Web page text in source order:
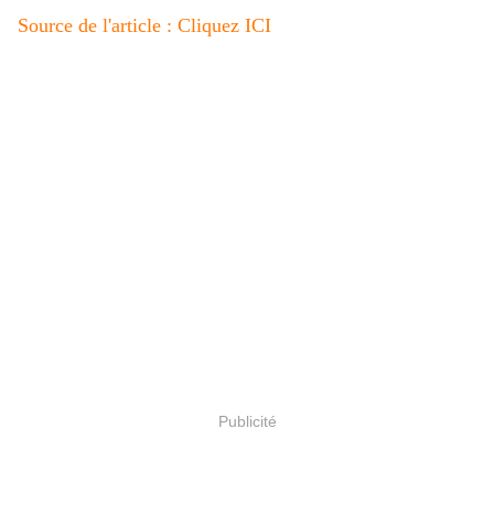
Source de l'article : Cliquez ICI
Publicité